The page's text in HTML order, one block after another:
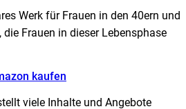
Werk für Frauen in den 40ern und
Frauen in dieser Lebensphase
kaufen
viele Inhalte und Angebote